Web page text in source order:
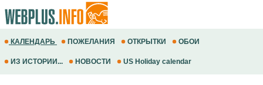
КАЛЕНДАРЬ ПОЖЕЛАНИЯ ОТКРЫТКИ ОБОИ
ИЗ ИСТОРИИ... НОВОСТИ US Holiday calendar